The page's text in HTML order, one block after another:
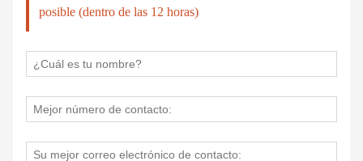
posible (dentro de las 12 horas)